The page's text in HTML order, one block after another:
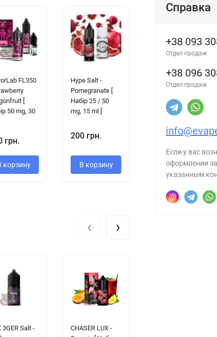
FL350
[
50 mg, 30
грн.
корзину
Hype Salt -
Pomegranate [
Набір 25 / 50
mg, 15 ml ]
200 грн.
В корзину
Raspberry Red
Grape [ Набір 25
/ 50 mg, 30 ml ]
350 грн.
В корзину
3GER Salt -
CHASER LUX -
‹ ›
Справка
+38 093
Отдел продаж
+38 096
Отдел продаж
Если у вас
оформлении
указанным